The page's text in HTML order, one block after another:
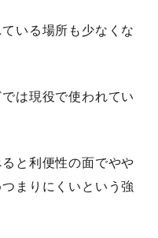
いる場所も少なくな
は現役で使われてい
と利便性の面でやや
まりにくいという強